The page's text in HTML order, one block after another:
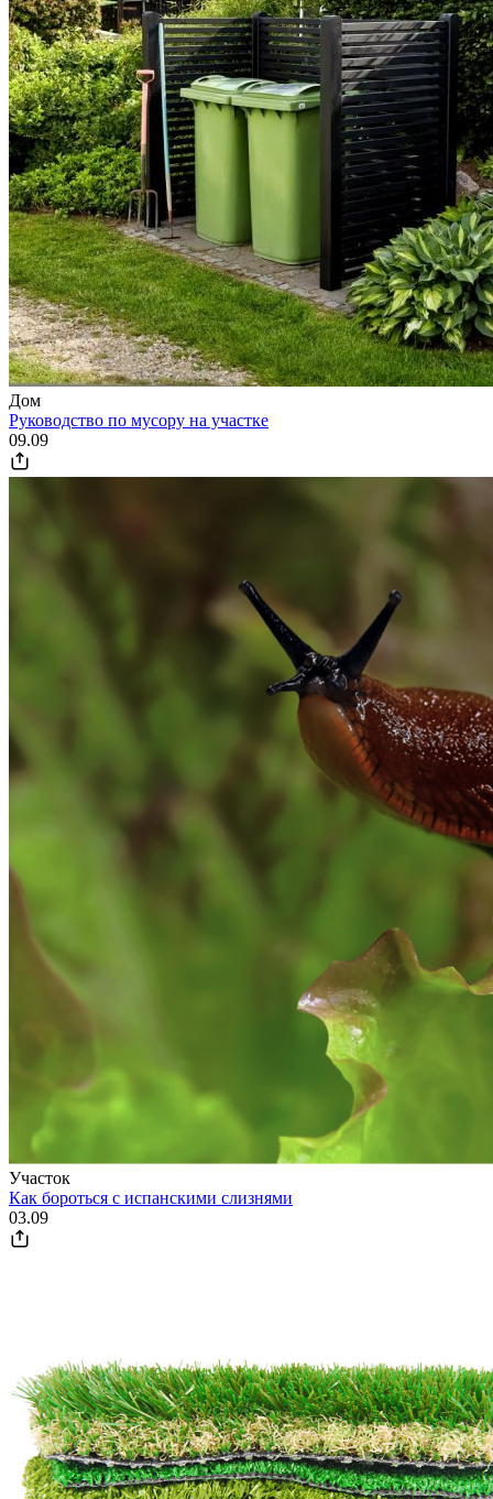
Дом
Руководство по мусору на участке
09.09
Участок
Как бороться с испанскими слизнями
03.09